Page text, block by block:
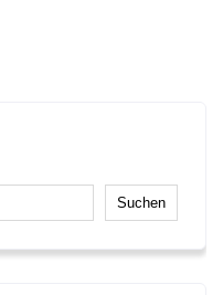
Suchen